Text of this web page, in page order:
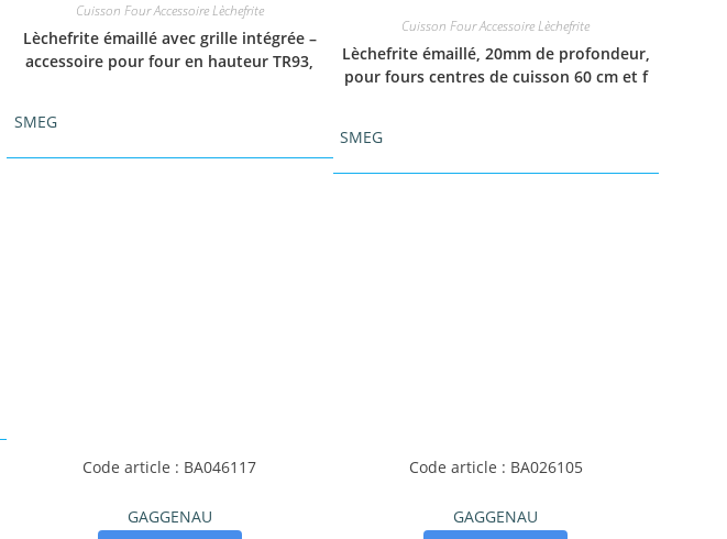
Cuisson Four Accessoire Lèchefrite
Lèchefrite émaillé avec grille intégrée –
accessoire pour four en hauteur TR93,
SMEG
Cuisson Four Accessoire Lèchefrite
Lèchefrite émaillé, 20mm de profondeur,
pour fours centres de cuisson 60 cm et f
SMEG
Code article : BA046117
GAGGENAU
Code article : BA026105
GAGGENAU